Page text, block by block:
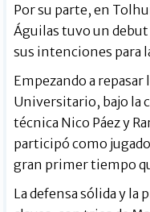
Por su parte, en
Águilas tuvo un
sus intenciones para
Empezando a repasar
Universitario, bajo la
técnica Nico Páez y
participó como
gran primer tiempo
La defensa sólida y la